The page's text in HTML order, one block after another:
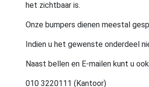
het zichtbaar is.
Onze bumpers dienen meestal
Indien u het gewenste onderdeel
Naast bellen en E-mailen kunt u
010 3220111 (Kantoor)